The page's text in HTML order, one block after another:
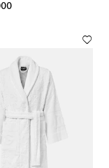
original price